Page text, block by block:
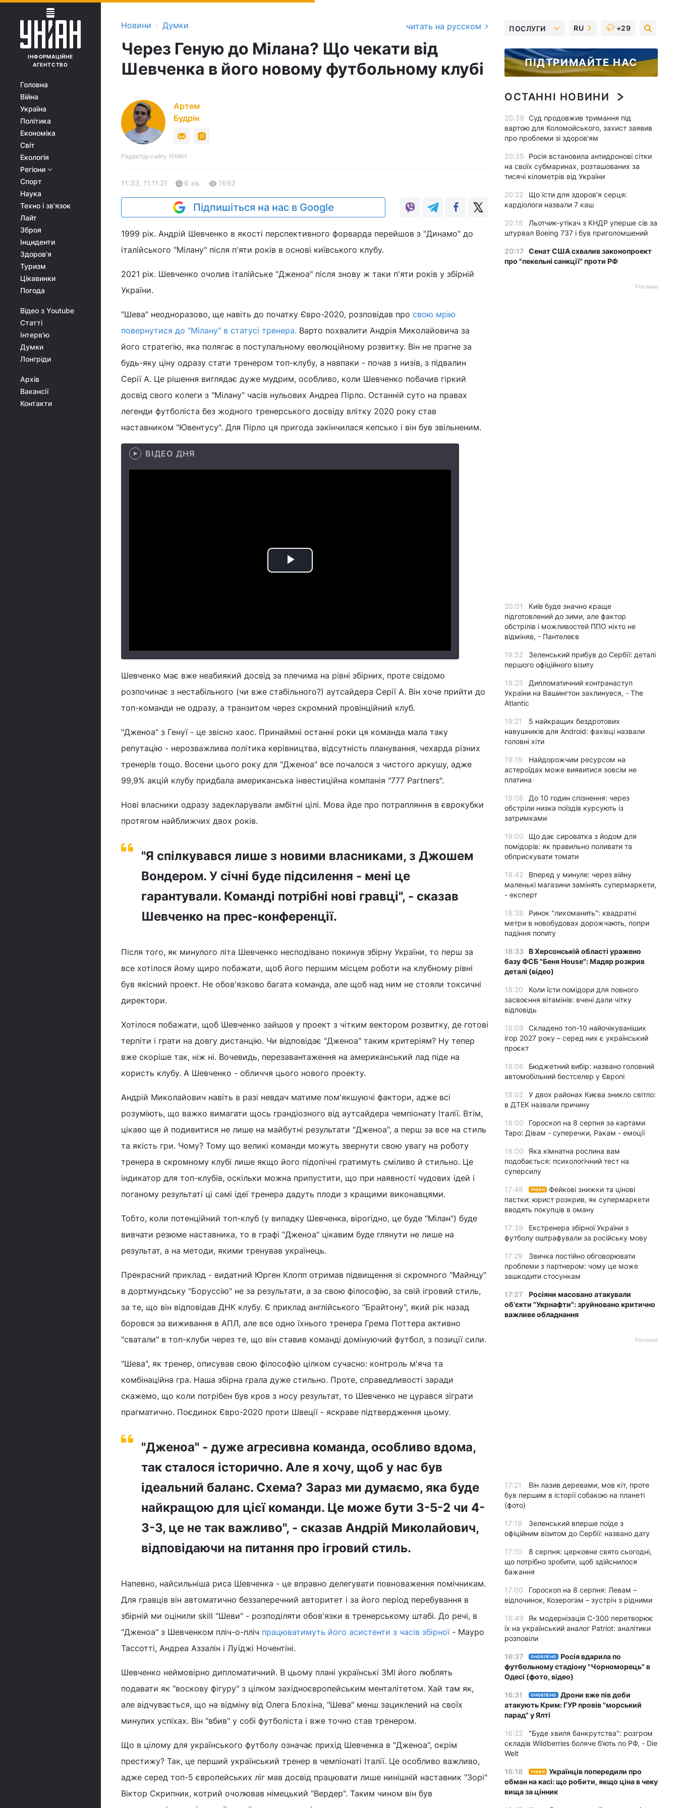
ІНФОРМАЦІЙНЕ
АГЕНТСТВО
Головна
Війна
Україна
Політика
Економіка
Світ
Екологія
Регіони
Спорт
Наука
Техно і зв'язок
Лайт
Зброя
Інциденти
Здоров'я
Туризм
Цікавинки
Погода
Відео з Youtube
Статті
Інтерв'ю
Думки
Лонгріди
Архів
Вакансії
Контакти
Новини › Думки читать на русском
Через Геную до Мілана? Що чекати від
Шевченка в його новому футбольному клубі
Артем
Будрін
Редактор сайту УНІАН
11:33, 11.11.21 6 хв. 1692
Підпишіться на нас в Google
1999 рік. Андрій Шевченко в якості перспективного форварда перейшов з "Динамо" до
італійського "Мілану" після п'яти років в основі київського клубу.
2021 рік. Шевченко очолив італійське "Дженоа" після знову ж таки п'яти років у збірній
України.
"Шева" неодноразово, ще навіть до початку Євро-2020, розповідав про свою мрію
повернутися до "Мілану" в статусі тренера. Варто похвалити Андрія Миколайовича за
його стратегію, яка полягає в поступальному еволюційному розвитку. Він не прагне за
будь-яку ціну одразу стати тренером топ-клубу, а навпаки - почав з низів, з підвалин
Серії А. Це рішення виглядає дуже мудрим, особливо, коли Шевченко побачив гіркий
досвід свого колеги з "Мілану" часів нульових Андреа Пірло. Останній суто на правах
легенди футболіста без жодного тренерського досвіду влітку 2020 року став
наставником "Ювентусу". Для Пірло ця пригода закінчилася кепсько і він був звільненим.
ВІДЕО ДНЯ
Play
Шевченко має вже неабиякий досвід за плечима на рівні збірних, проте свідомо
розпочинає з нестабільного (чи вже стабільного?) аутсайдера Серії А. Він хоче прийти до
топ-команди не одразу, а транзитом через скромний провінційний клуб.
"Дженоа" з Генуї - це звісно хаос. Принаймні останні роки ця команда мала таку
репутацію - нерозважлива політика керівництва, відсутність планування, чехарда різних
тренерів тощо. Восени цього року для "Дженоа" все почалося з чистого аркушу, адже
99,9% акцій клубу придбала американська інвестиційна компанія "777 Partners".
Нові власники одразу задекларували амбітні цілі. Мова йде про потрапляння в єврокубки
протягом найближчих двох років.
"Я спілкувався лише з новими власниками, з Джошем
Вондером. У січні буде підсилення - мені це
гарантували. Команді потрібні нові гравці", - сказав
Шевченко на прес-конференції.
Після того, як минулого літа Шевченко несподівано покинув збірну України, то перш за
все хотілося йому щиро побажати, щоб його першим місцем роботи на клубному рівні
був якісний проект. Не обов'язково багата команда, але щоб над ним не стояли токсичні
директори.
Хотілося побажати, щоб Шевченко зайшов у проект з чітким вектором розвитку, де готові
терпіти і грати на довгу дистанцію. Чи відповідає "Дженоа" таким критеріям? Ну тепер
вже скоріше так, ніж ні. Вочевидь, перезавантаження на американський лад піде на
користь клубу. А Шевченко - обличчя цього нового проекту.
Андрій Миколайович навіть в разі невдач матиме пом'якшуючі фактори, адже всі
розуміють, що важко вимагати щось грандіозного від аутсайдера чемпіонату Італії. Втім,
цікаво ще й подивитися не лише на майбутні результати "Дженоа", а перш за все на стиль
та якість гри. Чому? Тому що великі команди можуть звернути свою увагу на роботу
тренера в скромному клубі лише якщо його підопічні гратимуть сміливо й стильно. Це
індикатор для топ-клубів, оскільки можна припустити, що при наявності чудових ідей і
поганому результаті ці самі ідеї тренера дадуть плоди з кращими виконавцями.
Тобто, коли потенційний топ-клуб (у випадку Шевченка, вірогідно, це буде "Мілан") буде
вивчати резюме наставника, то в графі "Дженоа" цікавим буде глянути не лише на
результат, а на методи, якими тренував українець.
Прекрасний приклад - видатний Юрген Клопп отримав підвищення зі скромного "Майнцу"
в дортмундську "Боруссію" не за результати, а за свою філософію, за свій ігровий стиль,
за те, що він відповідав ДНК клубу. Є приклад англійського "Брайтону", який рік назад
боровся за виживання в АПЛ, але все одно їхнього тренера Грема Поттера активно
"сватали" в топ-клуби через те, що він ставив команді домінуючий футбол, з позиції сили.
"Шева", як тренер, описував свою філософію цілком сучасно: контроль м'яча та
комбінаційна гра. Наша збірна грала дуже стильно. Проте, справедливості заради
скажемо, що коли потрібен був кров з носу результат, то Шевченко не цурався зіграти
прагматично. Поєдинок Євро-2020 проти Швеції - яскраве підтвердження цьому.
"Дженоа" - дуже агресивна команда, особливо вдома,
так сталося історично. Але я хочу, щоб у нас був
ідеальний баланс. Схема? Зараз ми думаємо, яка буде
найкращою для цієї команди. Це може бути 3-5-2 чи 4-
3-3, це не так важливо", - сказав Андрій Миколайович,
відповідаючи на питання про ігровий стиль.
Напевно, найсильніша риса Шевченка - це вправно делегувати повноваження помічникам.
Для гравців він автоматично беззаперечний авторитет і за його період перебування в
збірній ми оцінили skill "Шеви" - розподіляти обов'язки в тренерському штабі. До речі, в
"Дженоа" з Шевченком пліч-о-пліч працюватимуть його асистенти з часів збірної- Мауро
Тассотті, Андреа Аззалін і Луїджі Ночентіні.
Шевченко неймовірно дипломатичний. В цьому плані українські ЗМІ його люблять
подавати як "воскову фігуру" з цілком західноєвропейським менталітетом. Хай там як,
але відчувається, що на відміну від Олега Блохіна, "Шева" менш зациклений на своїх
минулих успіхах. Він "вбив" у собі футболіста і вже точно став тренером.
Що в цілому для українського футболу означає прихід Шевченка в "Дженоа", окрім
престижу? Так, це перший український тренер в чемпіонаті Італії. Це особливо важливо,
адже серед топ-5 європейських ліг мав досвід працювати лише нинішній наставник "Зорі"
Віктор Скрипник, котрий очолював німецький "Вердер". Таким чином він був
ПОСЛУГИ RU +29
ПІДТРИМАЙТЕ НАС
ОСТАННІ НОВИНИ
20:39 Суд продовжив тримання під
вартою для Коломойського, захист заявив
про проблеми зі здоров'ям
20:35
Росія встановила антидронові сітки
на своїх субмаринах, розташованих за
тисячі кілометрів від України
20:22
Що їсти для здоров’я серця:
кардіологи назвали 7 каш
20:18
Льотчик-утікач з КНДР уперше сів за
штурвал Boeing 737 і був приголомшений
20:17 Сенат США схвалив законопроект
про "пекельні санкції" проти РФ
Реклама
20:01
Київ буде значно краще
підготовлений до зими, але фактор
обстрілів і можливостей ППО ніхто не
відміняв, - Пантелеєв
19:52
Зеленський прибув до Сербії: деталі
першого офіційного візиту
19:23
Дипломатичний контранаступ
України на Вашингтон захлинувся, - The
Atlantic
19:21
5 найкращих бездротових
навушників для Android: фахівці назвали
головні хіти
19:19
Найдорожчим ресурсом на
астероїдах може виявитися зовсім не
платина
19:06
До 10 годин спізнення: через
обстріли низка поїздів курсують із
затримками
19:00
Що дає сироватка з йодом для
помідорів: як правильно поливати та
обприскувати томати
18:42
Вперед у минуле: через війну
маленькі магазини замінять супермаркети,
- експерт
18:38
Ринок "лихоманить": квадратні
метри в новобудовах дорожчають, попри
падіння попиту
18:33 В Херсонській області уражено
базу ФСБ "Беня House": Мадяр розкрив
деталі (відео)
18:20
Коли їсти помідори для повного
засвоєння вітамінів: вчені дали чітку
відповідь
18:09
Складено топ-10 найочікуваніших
ігор 2027 року – серед них є український
проєкт
18:06
Бюджетний вибір: названо головний
автомобільний бестселер у Європі
18:02
У двох районах Києва зникло світло:
в ДТЕК назвали причину
18:00
Гороскоп на 8 серпня за картами
Таро: Дівам - суперечки, Ракам - емоції
18:00
Яка кімнатна рослина вам
подобається: психологічний тест на
суперсилу
17:48 УНІАН
Фейкові знижки та цінові
пастки: юрист розкрив, як супермаркети
вводять покупців в оману
17:39
Екстренера збірної України з
футболу оштрафували за російську мову
17:29
Звичка постійно обговорювати
проблеми з партнером: чому це може
зашкодити стосункам
17:27
Росіяни масовано атакували
обʼєкти "Укрнафти": зруйновано критично
важливе обладнання
Реклама
17:21
Він лазив деревами, мов кіт, проте
був першим в історії собакою на планеті
(фото)
17:18
Зеленський вперше поїде з
офіційним візитом до Сербії: названо дату
17:10
8 серпня: церковне свято сьогодні,
що потрібно зробити, щоб здійснилося
бажання
17:00
Гороскоп на 8 серпня: Левам –
відпочинок, Козерогам – зустріч з рідними
16:49
Як модернізація С-300 перетворює
їх на український аналог Patriot: аналітики
розповіли
16:37 ОНОВЛЕНО
Росія вдарила по
футбольному стадіону "Чорноморець" в
Одесі (фото, відео)
16:31 ОНОВЛЕНО
Дрони вже пів доби
атакують Крим: ГУР провів "морський
парад" у Ялті
16:22
"Буде хвиля банкрутства": розгром
складів Wildberries боляче бʼють по РФ, - Die
Welt
16:18 УНІАН
Українців попередили про
обман на касі: що робити, якщо ціна в чеку
вища за цінник